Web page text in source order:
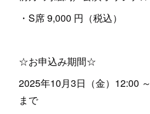
・S席 9,000 円（税込）
☆お申込み期間☆
2025年10月3日（金）12:00
まで